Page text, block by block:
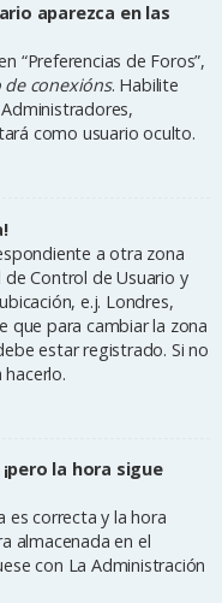
aparezca en las
“Preferencias de Foros”,
de conexións. Habilite
como usuario oculto.
a otra zona
de Control de Usuario y
e.j. Londres,
que para cambiar la zona
estar registrado. Si no
la hora sigue
es correcta y la hora
almacenada en el
con La Administración